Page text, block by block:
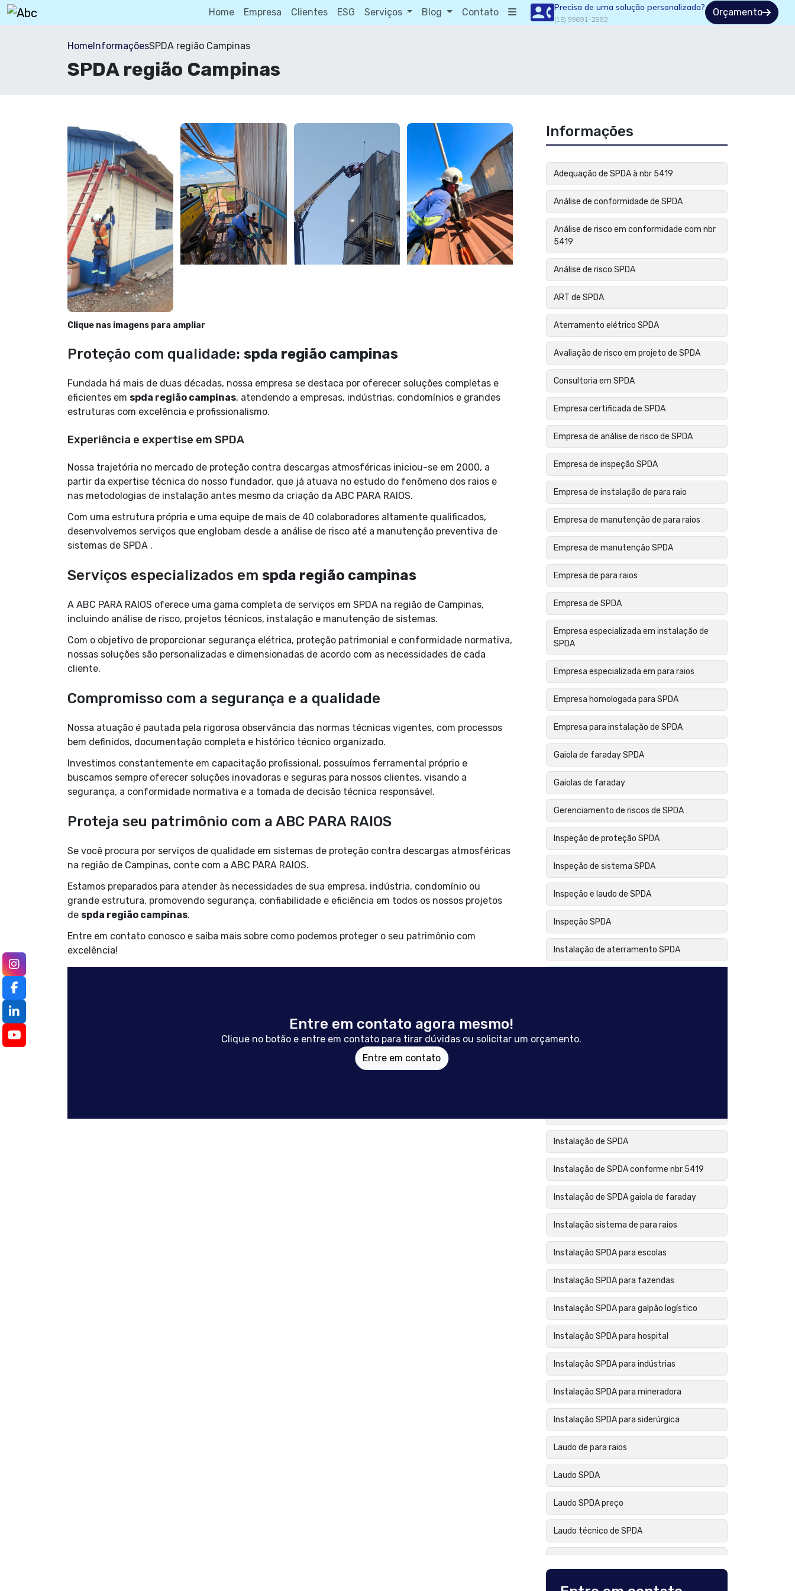
Home Empresa Clientes ESG Serviços Blog Contato Precisa de uma solução personalizada?
(15) 99691-2892
Orçamento
HomeInformaçõesSPDA região Campinas
SPDA região Campinas
Clique nas imagens para ampliar
Proteção com qualidade: spda região campinas
Fundada há mais de duas décadas, nossa empresa se destaca por oferecer soluções completas e
eficientes em spda região campinas, atendendo a empresas, indústrias, condomínios e grandes
estruturas com excelência e profissionalismo.
Experiência e expertise em SPDA
Nossa trajetória no mercado de proteção contra descargas atmosféricas iniciou-se em 2000, a
partir da expertise técnica do nosso fundador, que já atuava no estudo do fenômeno dos raios e
nas metodologias de instalação antes mesmo da criação da ABC PARA RAIOS.
Com uma estrutura própria e uma equipe de mais de 40 colaboradores altamente qualificados,
desenvolvemos serviços que englobam desde a análise de risco até a manutenção preventiva de
sistemas de SPDA .
Serviços especializados em spda região campinas
A ABC PARA RAIOS oferece uma gama completa de serviços em SPDA na região de Campinas,
incluindo análise de risco, projetos técnicos, instalação e manutenção de sistemas.
Com o objetivo de proporcionar segurança elétrica, proteção patrimonial e conformidade normativa,
nossas soluções são personalizadas e dimensionadas de acordo com as necessidades de cada
cliente.
Compromisso com a segurança e a qualidade
Nossa atuação é pautada pela rigorosa observância das normas técnicas vigentes, com processos
bem definidos, documentação completa e histórico técnico organizado.
Investimos constantemente em capacitação profissional, possuímos ferramental próprio e
buscamos sempre oferecer soluções inovadoras e seguras para nossos clientes, visando a
segurança, a conformidade normativa e a tomada de decisão técnica responsável.
Proteja seu patrimônio com a ABC PARA RAIOS
Se você procura por serviços de qualidade em sistemas de proteção contra descargas atmosféricas
na região de Campinas, conte com a ABC PARA RAIOS.
Estamos preparados para atender às necessidades de sua empresa, indústria, condomínio ou
grande estrutura, promovendo segurança, confiabilidade e eficiência em todos os nossos projetos
de spda região campinas.
Entre em contato conosco e saiba mais sobre como podemos proteger o seu patrimônio com
excelência!
Entre em contato agora mesmo!
Clique no botão e entre em contato para tirar dúvidas ou solicitar um orçamento.
Entre em contato
Informações
Adequação de SPDA à nbr 5419
Análise de conformidade de SPDA
Análise de risco em conformidade com nbr
5419
Análise de risco SPDA
ART de SPDA
Aterramento elétrico SPDA
Avaliação de risco em projeto de SPDA
Consultoria em SPDA
Empresa certificada de SPDA
Empresa de análise de risco de SPDA
Empresa de inspeção SPDA
Empresa de instalação de para raio
Empresa de manutenção de para raios
Empresa de manutenção SPDA
Empresa de para raios
Empresa de SPDA
Empresa especializada em instalação de
SPDA
Empresa especializada em para raios
Empresa homologada para SPDA
Empresa para instalação de SPDA
Gaiola de faraday SPDA
Gaiolas de faraday
Gerenciamento de riscos de SPDA
Inspeção de proteção SPDA
Inspeção de sistema SPDA
Inspeção e laudo de SPDA
Inspeção SPDA
Instalação de aterramento SPDA
Instalação de para raios em edificações
Instalação de SPDA
Instalação de SPDA conforme nbr 5419
Instalação de SPDA gaiola de faraday
Instalação sistema de para raios
Instalação SPDA para escolas
Instalação SPDA para fazendas
Instalação SPDA para galpão logístico
Instalação SPDA para hospital
Instalação SPDA para indústrias
Instalação SPDA para mineradora
Instalação SPDA para siderúrgica
Laudo de para raios
Laudo SPDA
Laudo SPDA preço
Laudo técnico de SPDA
Manutenção preventiva de para raios